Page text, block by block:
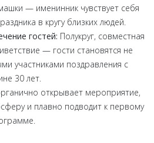
— именинник чувствует себя
в кругу близких людей.
гостей: Полукруг, совместная
— гости становятся не
участниками поздравления с
30 лет.
открывает мероприятие,
и плавно подводит к первому